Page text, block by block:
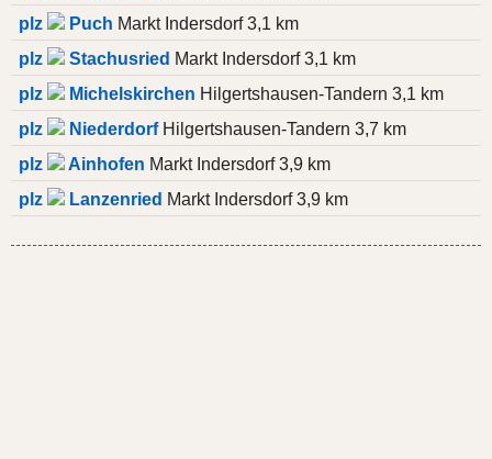
plz
Puch Markt Indersdorf 3,1 km
plz
Stachusried Markt Indersdorf 3,1 km
plz
Michelskirchen Hilgertshausen-Tandern 3,1 km
plz
NiederdorfHilgertshausen-Tandern 3,7 km
plz
Ainhofen Markt Indersdorf 3,9 km
plz
Lanzenried Markt Indersdorf 3,9 km